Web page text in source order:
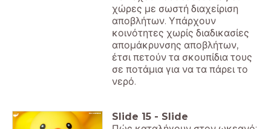
χώρες με σωστή διαχείριση
αποβλήτων. Υπάρχουν
κοινότητες χωρίς διαδικασίες
απομάκρυνσης αποβλήτων,
έτσι πετούν τα σκουπίδια τους
σε ποτάμια για να τα πάρει το
νερό.
Slide 15 - Slide